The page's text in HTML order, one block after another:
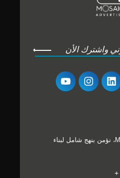
في شركة Mosaic Media، نؤمن بنهج شامل لبناء